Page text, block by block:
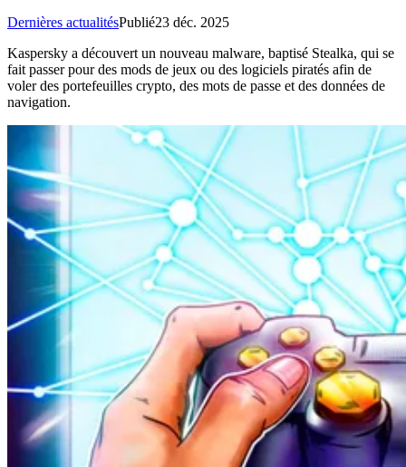
Dernières actualitésPublié23 déc. 2025
Kaspersky a découvert un nouveau malware, baptisé Stealka, qui se
fait passer pour des mods de jeux ou des logiciels piratés afin de
voler des portefeuilles crypto, des mots de passe et des données de
navigation.